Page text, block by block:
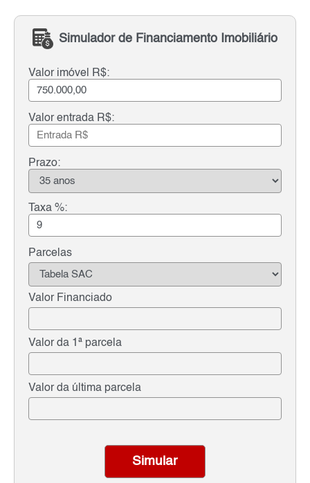
Simulador de Financiamento Imobiliário
Valor imóvel R$:
Valor entrada R$:
Prazo:
Taxa %:
Parcelas
Valor Financiado
Valor da 1ª parcela
Valor da última parcela
Simular